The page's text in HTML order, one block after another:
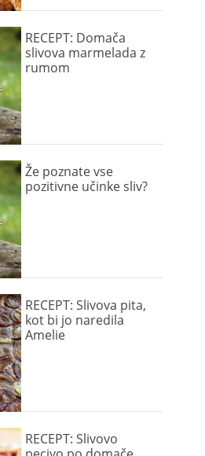
RECEPT: Domača
slivova marmelada z
rumom
Že poznate vse
pozitivne učinke sliv?
RECEPT: Slivova pita,
kot bi jo naredila
Amelie
RECEPT: Slivovo